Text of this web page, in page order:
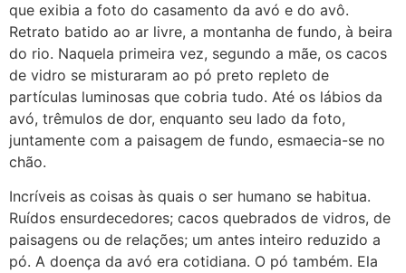
que exibia a foto do casamento da avó e do avô.
Retrato batido ao ar livre, a montanha de fundo, à beira
do rio. Naquela primeira vez, segundo a mãe, os cacos
de vidro se misturaram ao pó preto repleto de
partículas luminosas que cobria tudo. Até os lábios da
avó, trêmulos de dor, enquanto seu lado da foto,
juntamente com a paisagem de fundo, esmaecia-se no
chão.
Incríveis as coisas às quais o ser humano se habitua.
Ruídos ensurdecedores; cacos quebrados de vidros, de
paisagens ou de relações; um antes inteiro reduzido a
pó. A doença da avó era cotidiana. O pó também. Ela